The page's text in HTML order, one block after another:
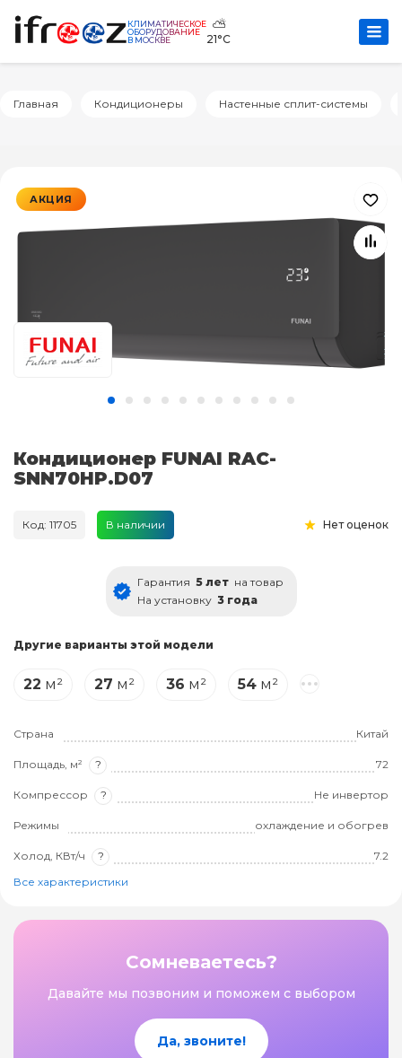
КЛИМАТИЧЕСКОЕ
ОБОРУДОВАНИЕ
В МОСКВЕ
⛅
21°C
Главная Кондиционеры Настенные сплит-системы
АКЦИЯ
Кондиционер FUNAI RAC-
SNN70HP.D07
Код: 11705 В наличии Нет оценок
Гарантия 5 лет на товар
На установку 3 года
Другие варианты этой модели
22 м² 27 м² 36 м² 54 м²
Страна Китай
Площадь, м² ? 72
Компрессор ? Не инвертор
Режимы охлаждение и обогрев
Холод, КВт/ч ?
7.2
Все характеристики
Сомневаетесь?
Давайте мы позвоним и поможем с выбором
Да, звоните!